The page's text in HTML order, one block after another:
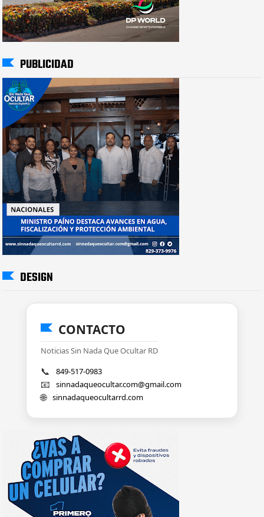
PUBLICIDAD
DESIGN
CONTACTO
Noticias Sin Nada Que Ocultar RD
📞 849-517-0983
📧 sinnadaqueocultar.com@gmail.com
🌐 sinnadaqueocultarrd.com